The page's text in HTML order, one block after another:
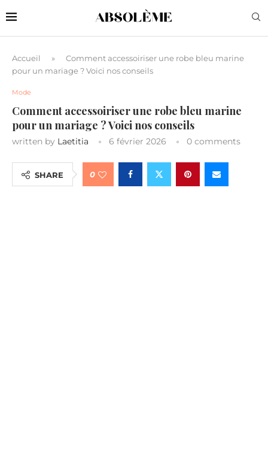
Accueil »
Comment accessoiriser une robe bleu marine
pour un mariage ? Voici nos conseils
Mode
Comment accessoiriser une robe bleu marine
pour un mariage ? Voici nos conseils
written by Laetitia 6 février 2026 0 comments
SHARE 0